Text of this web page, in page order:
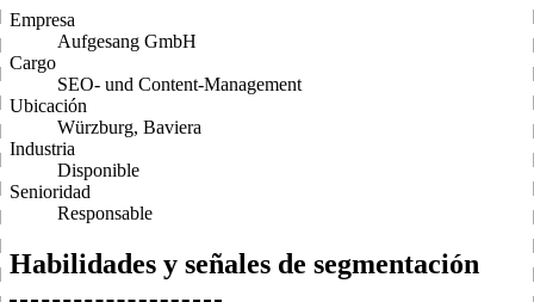
Empresa
Aufgesang GmbH
Cargo
SEO- und Content-Management
Ubicación
Würzburg, Baviera
Industria
Disponible
Senioridad
Responsable
Habilidades y señales de segmentación